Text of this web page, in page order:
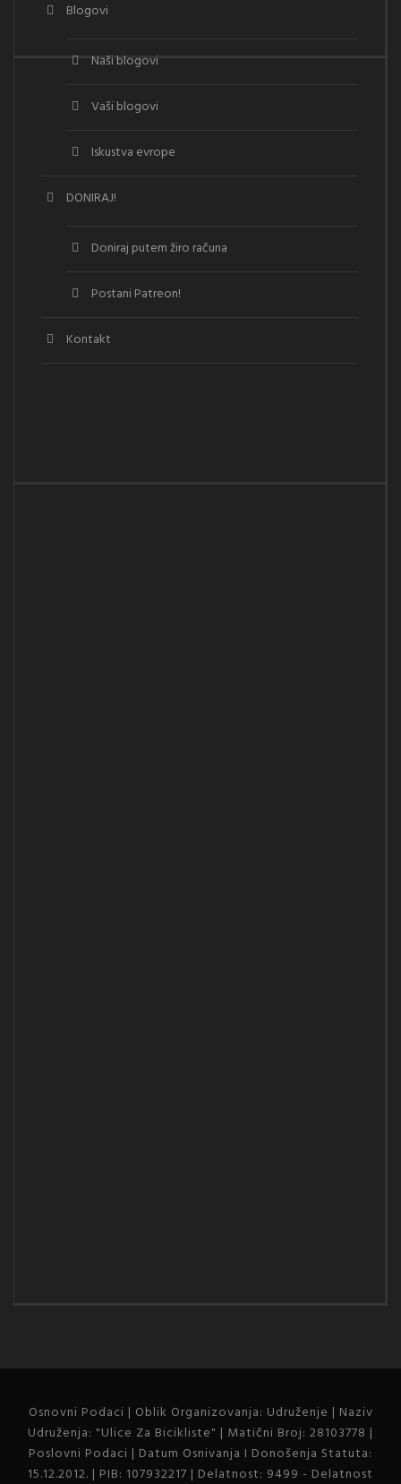
Blogovi
Naši blogovi
Vaši blogovi
Iskustva evrope
DONIRAJ!
Doniraj putem žiro računa
Postani Patreon!
Kontakt
Osnovni Podaci | Oblik Organizovanja: Udruženje | Naziv
Udruženja: "Ulice Za Bicikliste" | Matični Broj: 28103778 |
Poslovni Podaci | Datum Osnivanja I Donošenja Statuta:
15.12.2012. | PIB: 107932217 | Delatnost: 9499 - Delatnost